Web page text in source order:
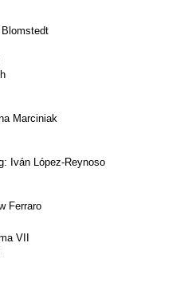
Marciniak
Iván López-Reynoso
Ferraro
VII